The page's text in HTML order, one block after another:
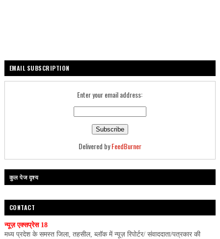
EMAIL SUBSCRIPTION
Enter your email address:
Delivered byFeedBurner
कुल पेज दृश्य
CONTACT
न्यूज़ एक्सप्रेस 18
मध्य प्रदेश के समस्त जिला, तहसील, ब्लॉक में न्यूज़ रिपोर्टर/ संवाददाता/पत्रकार की